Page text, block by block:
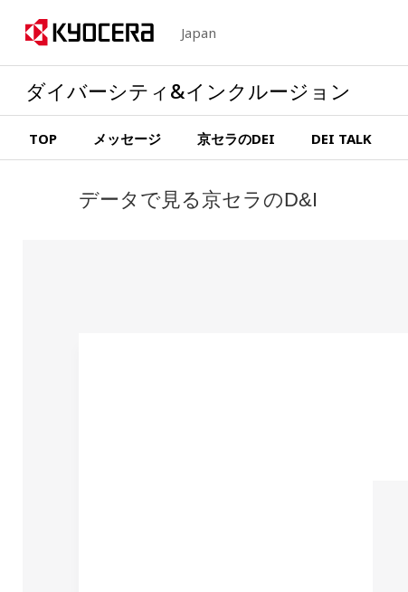
Japan
ダイバーシティ&インクルージョン
TOP メッセージ 京セラのDEI DEI TALK
データで見る京セラのD&I